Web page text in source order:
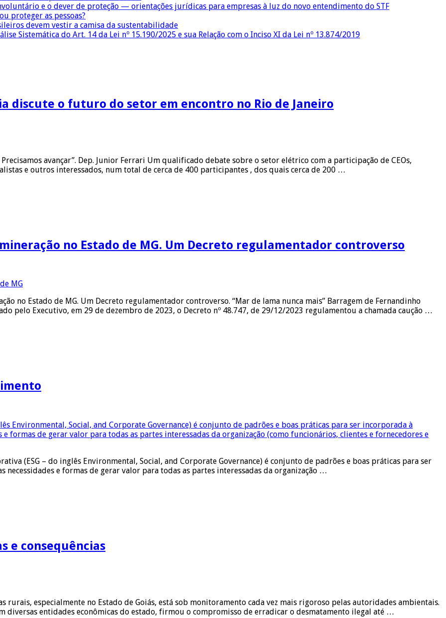
e o dever de proteção — orientações jurídicas para empresas à luz do novo entendimento do STF
proteger as pessoas?
devem vestir a camisa da sustentabilidade
Sistemática do Art. 14 da Lei nº 15.190/2025 e sua Relação com o Inciso XI da Lei nº 13.874/2019
discute o futuro do setor em encontro no Rio de Janeiro
avançar”. Dep. Junior Ferrari Um qualificado debate sobre o setor elétrico com a participação de CEOs,
e outros interessados, num total de cerca de 400 participantes , dos quais cerca de 200 …
no Estado de MG. Um Decreto regulamentador controverso
no Estado de MG. Um Decreto regulamentador controverso. “Mar de lama nunca mais” Barragem de Fernandinho
pelo Executivo, em 29 de dezembro de 2023, o Decreto nº 48.747, de 29/12/2023 regulamentou a chamada caução …
(ESG – do inglês Environmental, Social, and Corporate Governance) é conjunto de padrões e boas práticas para ser
necessidades e formas de gerar valor para todas as partes interessadas da organização …
e consequências
rurais, especialmente no Estado de Goiás, está sob monitoramento cada vez mais rigoroso pelas autoridades ambientais.
diversas entidades econômicas do estado, firmou o compromisso de erradicar o desmatamento ilegal até …